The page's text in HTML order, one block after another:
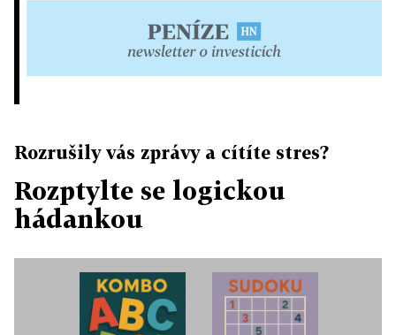
Rozrušily vás zprávy a cítíte stres?
Rozptylte se logickou
hádankou